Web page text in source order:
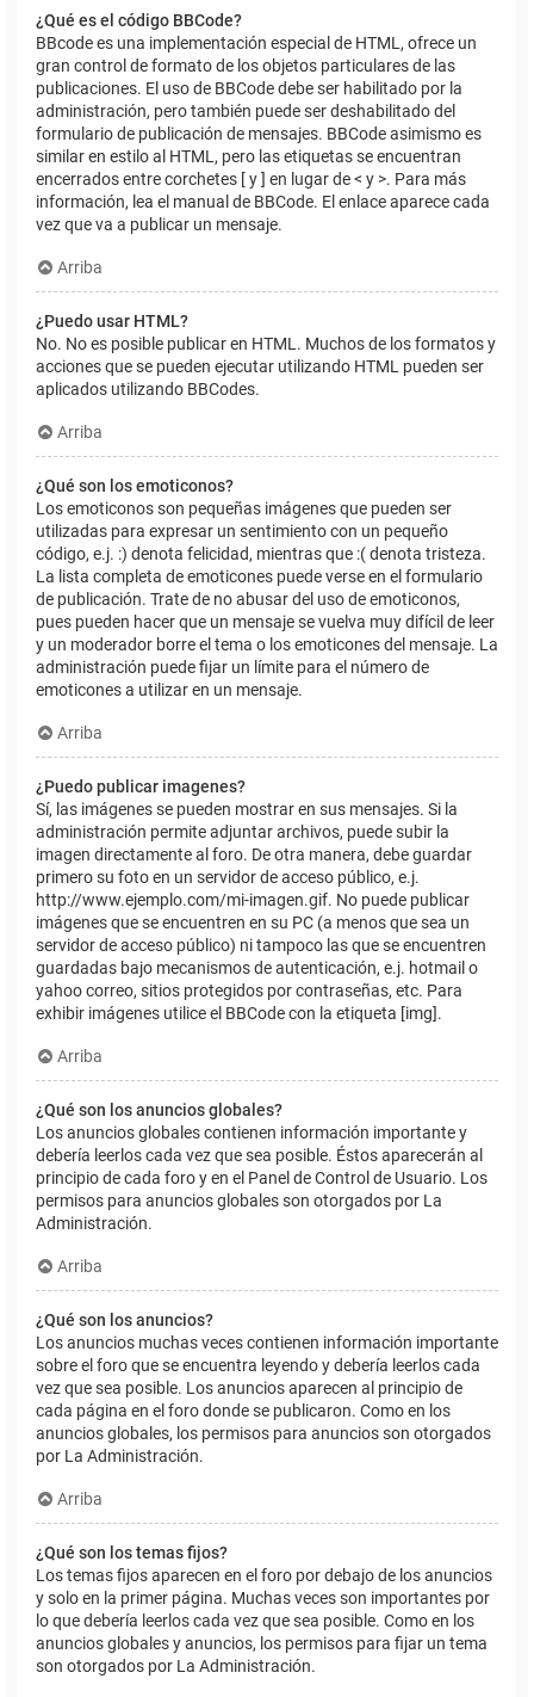
¿Qué es el código BBCode?
BBcode es una implementación especial de HTML, ofrece un
gran control de formato de los objetos particulares de las
publicaciones. El uso de BBCode debe ser habilitado por la
administración, pero también puede ser deshabilitado del
formulario de publicación de mensajes. BBCode asimismo es
similar en estilo al HTML, pero las etiquetas se encuentran
encerrados entre corchetes [ y ] en lugar de < y >. Para más
información, lea el manual de BBCode. El enlace aparece cada
vez que va a publicar un mensaje.
Arriba
¿Puedo usar HTML?
No. No es posible publicar en HTML. Muchos de los formatos y
acciones que se pueden ejecutar utilizando HTML pueden ser
aplicados utilizando BBCodes.
Arriba
¿Qué son los emoticonos?
Los emoticonos son pequeñas imágenes que pueden ser
utilizadas para expresar un sentimiento con un pequeño
código, e.j. :) denota felicidad, mientras que :( denota tristeza.
La lista completa de emoticones puede verse en el formulario
de publicación. Trate de no abusar del uso de emoticonos,
pues pueden hacer que un mensaje se vuelva muy difícil de leer
y un moderador borre el tema o los emoticones del mensaje. La
administración puede fijar un límite para el número de
emoticones a utilizar en un mensaje.
Arriba
¿Puedo publicar imagenes?
Sí, las imágenes se pueden mostrar en sus mensajes. Si la
administración permite adjuntar archivos, puede subir la
imagen directamente al foro. De otra manera, debe guardar
primero su foto en un servidor de acceso público, e.j.
http://www.ejemplo.com/mi-imagen.gif. No puede publicar
imágenes que se encuentren en su PC (a menos que sea un
servidor de acceso público) ni tampoco las que se encuentren
guardadas bajo mecanismos de autenticación, e.j. hotmail o
yahoo correo, sitios protegidos por contraseñas, etc. Para
exhibir imágenes utilice el BBCode con la etiqueta [img].
Arriba
¿Qué son los anuncios globales?
Los anuncios globales contienen información importante y
debería leerlos cada vez que sea posible. Éstos aparecerán al
principio de cada foro y en el Panel de Control de Usuario. Los
permisos para anuncios globales son otorgados por La
Administración.
Arriba
¿Qué son los anuncios?
Los anuncios muchas veces contienen información importante
sobre el foro que se encuentra leyendo y debería leerlos cada
vez que sea posible. Los anuncios aparecen al principio de
cada página en el foro donde se publicaron. Como en los
anuncios globales, los permisos para anuncios son otorgados
por La Administración.
Arriba
¿Qué son los temas fijos?
Los temas fijos aparecen en el foro por debajo de los anuncios
y solo en la primer página. Muchas veces son importantes por
lo que debería leerlos cada vez que sea posible. Como en los
anuncios globales y anuncios, los permisos para fijar un tema
son otorgados por La Administración.